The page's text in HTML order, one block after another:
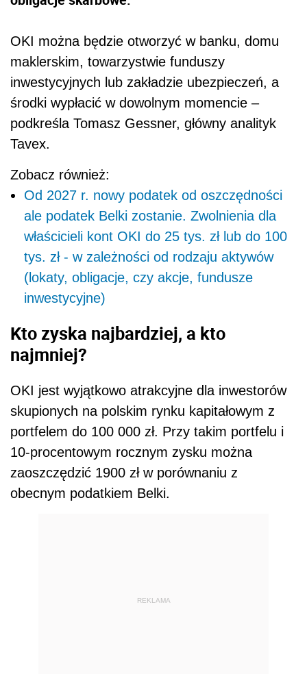
OKI można będzie otworzyć w banku, domu
maklerskim, towarzystwie funduszy
inwestycyjnych lub zakładzie ubezpieczeń, a
środki wypłacić w dowolnym momencie –
podkreśla Tomasz Gessner, główny analityk
Tavex.
Zobacz również:
Od 2027 r. nowy podatek od oszczędności
ale podatek Belki zostanie. Zwolnienia dla
właścicieli kont OKI do 25 tys. zł lub do 100
tys. zł - w zależności od rodzaju aktywów
(lokaty, obligacje, czy akcje, fundusze
inwestycyjne)
Kto zyska najbardziej, a kto
najmniej?
OKI jest wyjątkowo atrakcyjne dla inwestorów
skupionych na polskim rynku kapitałowym z
portfelem do 100 000 zł. Przy takim portfelu i
10-procentowym rocznym zysku można
zaoszczędzić 1900 zł w porównaniu z
obecnym podatkiem Belki.
REKLAMA